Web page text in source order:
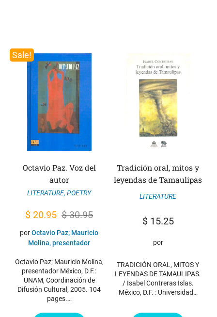
Sale!
Octavio Paz. Voz del
autor
LITERATURE, POETRY
$30.95
Original
price
was:
$ 30.95.
$ 20.95 Current
price
is:
$ 20.95.
porOctavio Paz; Mauricio
Molina, presentador
Octavio Paz; Mauricio Molina,
presentador México, D.F.:
UNAM, Coordinación de
Difusión Cultural, 2005. 104
pages.…
Tradición oral, mitos y
leyendas de Tamaulipas
LITERATURE
$15.25
por
TRADICIÓN ORAL, MITOS Y
LEYENDAS DE TAMAULIPAS.
/ Isabel Contreras Islas.
México, D.F. : Universidad…